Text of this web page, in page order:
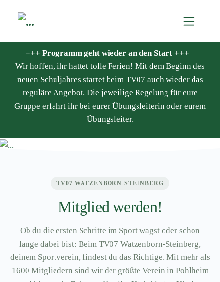
+++ Programm geht wieder an den Start +++
Wir hoffen, ihr hattet tolle Ferien! Mit dem Beginn des
neuen Schuljahres startet beim TV07 auch wieder das
reguläre Angebot. Die jeweilige Regelung für eure
Gruppe erfahrt ihr bei eurer Übungsleiterin oder eurem
Übungsleiter.
TV07 WATZENBORN-STEINBERG
Mitglied werden!
Ob du die ersten Schritte im Sport wagst oder schon
lange dabei bist: Beim TV07 Watzenborn-Steinberg,
deinem Sportverein, findest du das Richtige. Mit mehr als
1600 Mitgliedern sind wir der größte Verein in Pohlheim